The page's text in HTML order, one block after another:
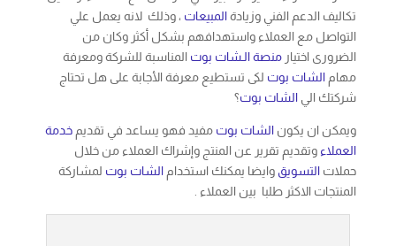
التواصل مع العملاء واستهدافهم بشكل أكثر وكان من
الضرورى اختيارمنصة الـشات بوتالمناسبة للشركة ومعرفة
مهامالشات بوتلكى تستطيع معرفة الأجابة على هل تحتاج
شركتك اليالشات بوت؟
ويمكن ان يكونالشات بوت
العملاء وتقديم تقرير عن المنتج وإشراك العملاء من خلال
حملات التسويقوايضا يمكنك استخدامالشات بوتلمشاركة
المنتجات الاكثر طلبا بين العملاء .